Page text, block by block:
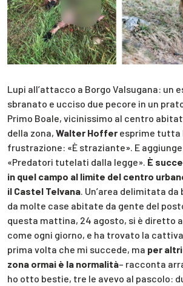
Lupi all’attacco a Borgo Valsugana: un
sbranato e ucciso due pecore in un
Primo Boale, vicinissimo al centro
della zona, Walter Hoffer esprime tutta
frustrazione: «È straziante». E
«Predatori tutelati dalla legge». È
in quel campo al limite del centro
il Castel Telvana . Un’area delimitata
da molte case abitate da gente del
questa mattina, 24 agosto, si è diretto
come ogni giorno, e ha trovato la
prima volta che mi succede, ma per
zona ormai è la normalità– racconta
ho otto bestie, tre le avevo al pascolo: